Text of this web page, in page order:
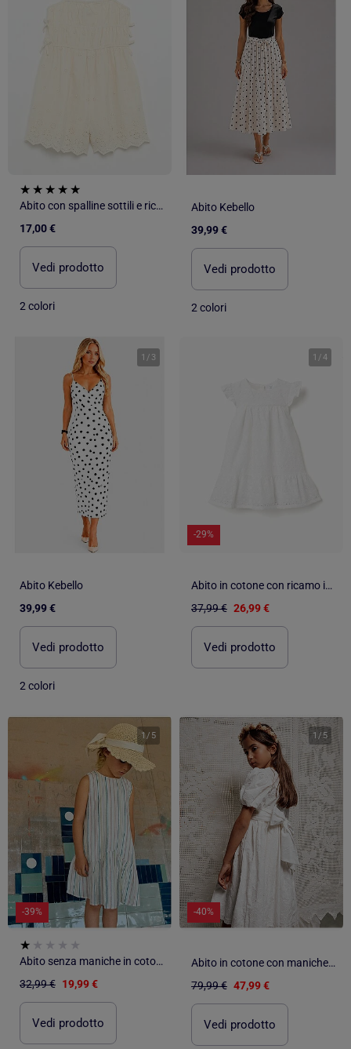
Abito con spalline sottili e ricami all over
17,00 €
Vedi prodotto
2 colori
Abito Kebello
39,99 €
Vedi prodotto
2 colori
1 / 3
Abito Kebello
39,99 €
Vedi prodotto
2 colori
1 /4
-29%
Abito in cotone con ricamo inglese e volant
37,99 € 26,99 €
Vedi prodotto
1 / 5
-39%
Abito senza maniche in cotone con a righe etniche B&S
32,99 € 19,99 €
Vedi prodotto
1 / 5
-40%
Abito in cotone con maniche a palloncino e cintura
79,99 € 47,99 €
Vedi prodotto